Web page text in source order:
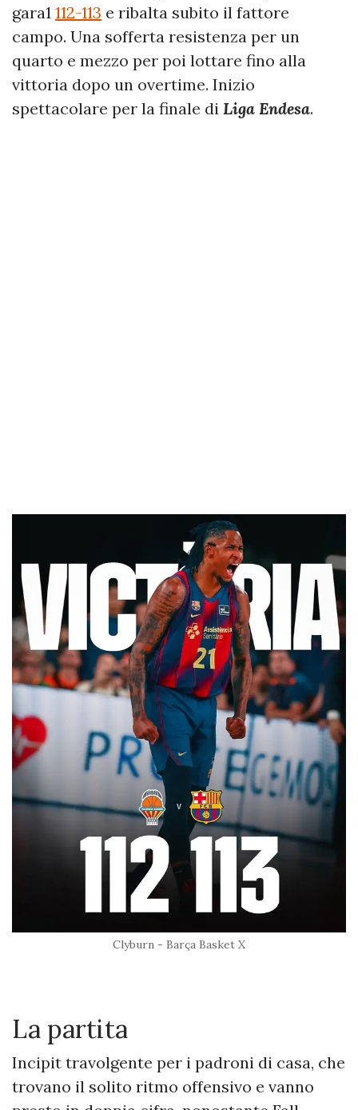
gara1 112-113 e ribalta subito il fattore
campo. Una sofferta resistenza per un
quarto e mezzo per poi lottare fino alla
vittoria dopo un overtime. Inizio
spettacolare per la finale di Liga Endesa.
Clyburn - Barça Basket X
La partita
Incipit travolgente per i padroni di casa, che
trovano il solito ritmo offensivo e vanno